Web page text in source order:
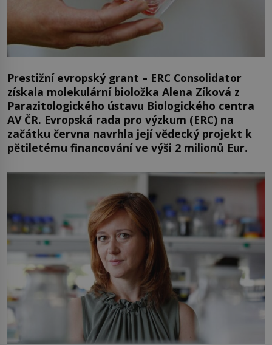
Prestižní evropský grant – ERC Consolidator
získala molekulární bioložka Alena Zíková z
Parazitologického ústavu Biologického centra
AV ČR. Evropská rada pro výzkum (ERC) na
začátku června navrhla její vědecký projekt k
pětiletému financování ve výši 2 milionů Eur.